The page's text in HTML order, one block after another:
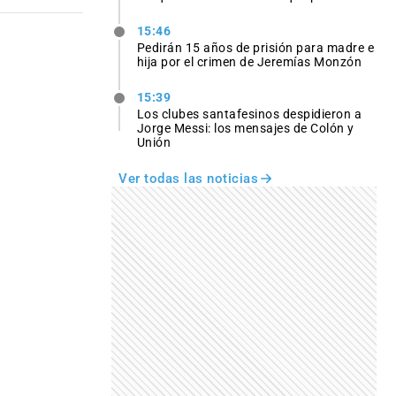
15:46
Pedirán 15 años de prisión para madre e
hija por el crimen de Jeremías Monzón
15:39
Los clubes santafesinos despidieron a
Jorge Messi: los mensajes de Colón y
Unión
Ver todas las noticias